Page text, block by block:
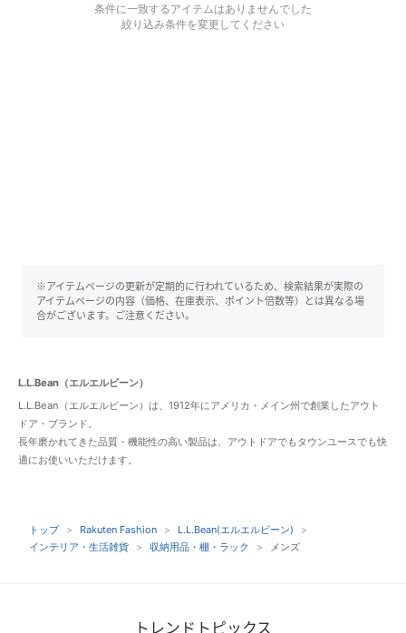
条件に一致するアイテムはありませんでした
絞り込み条件を変更してください
※アイテムページの更新が定期的に行われているため、検索結果が実際の
アイテムページの内容（価格、在庫表示、ポイント倍数等）とは異なる場
合がございます。ご注意ください。
L.L.Bean（エルエルビーン）
L.L.Bean（エルエルビーン）は、1912年にアメリカ・メイン州で創業したアウト
ドア・ブランド。
長年磨かれてきた品質・機能性の高い製品は、アウトドアでもタウンユースでも快
適にお使いいただけます。
トップ Rakuten Fashion
L.L.Bean(エルエルビーン)
インテリア・生活雑貨
収納用品・棚・ラック メンズ
トレンドトピックス